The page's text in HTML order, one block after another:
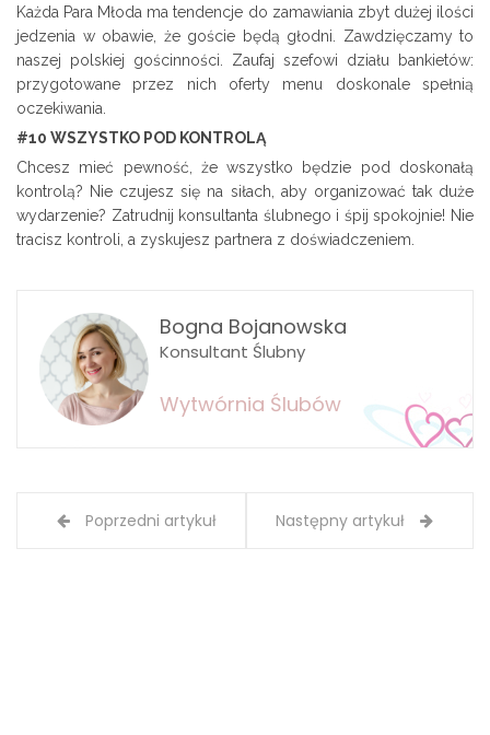
Każda Para Młoda ma tendencje do zamawiania zbyt dużej ilości
jedzenia w obawie, że goście będą głodni. Zawdzięczamy to
naszej polskiej gościnności. Zaufaj szefowi działu bankietów:
przygotowane przez nich oferty menu doskonale spełnią
oczekiwania.
#10 WSZYSTKO POD KONTROLĄ
Chcesz mieć pewność, że wszystko będzie pod doskonałą
kontrolą? Nie czujesz się na siłach, aby organizować tak duże
wydarzenie? Zatrudnij konsultanta ślubnego i śpij spokojnie! Nie
tracisz kontroli, a zyskujesz partnera z doświadczeniem.
Bogna Bojanowska
Konsultant Ślubny
Wytwórnia Ślubów
Poprzedni artykuł Następny artykuł